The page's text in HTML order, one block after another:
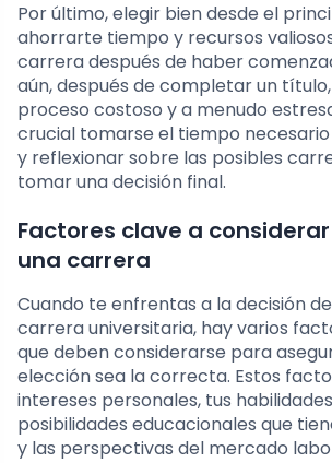
Por último, elegir bien desde el
ahorrarte tiempo y recursos
carrera después de haber
aún, después de completar un
proceso costoso y a menudo
crucial tomarse el tiempo
y reflexionar sobre las posibles
tomar una decisión final.
Factores clave a
una carrera
Cuando te enfrentas a la decisión
carrera universitaria, hay varios
que deben considerarse para
elección sea la correcta. Estos
intereses personales, tus
posibilidades educacionales que
y las perspectivas del mercado